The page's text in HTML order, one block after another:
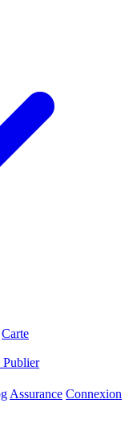
Carte
Publier
Assurance Connexion